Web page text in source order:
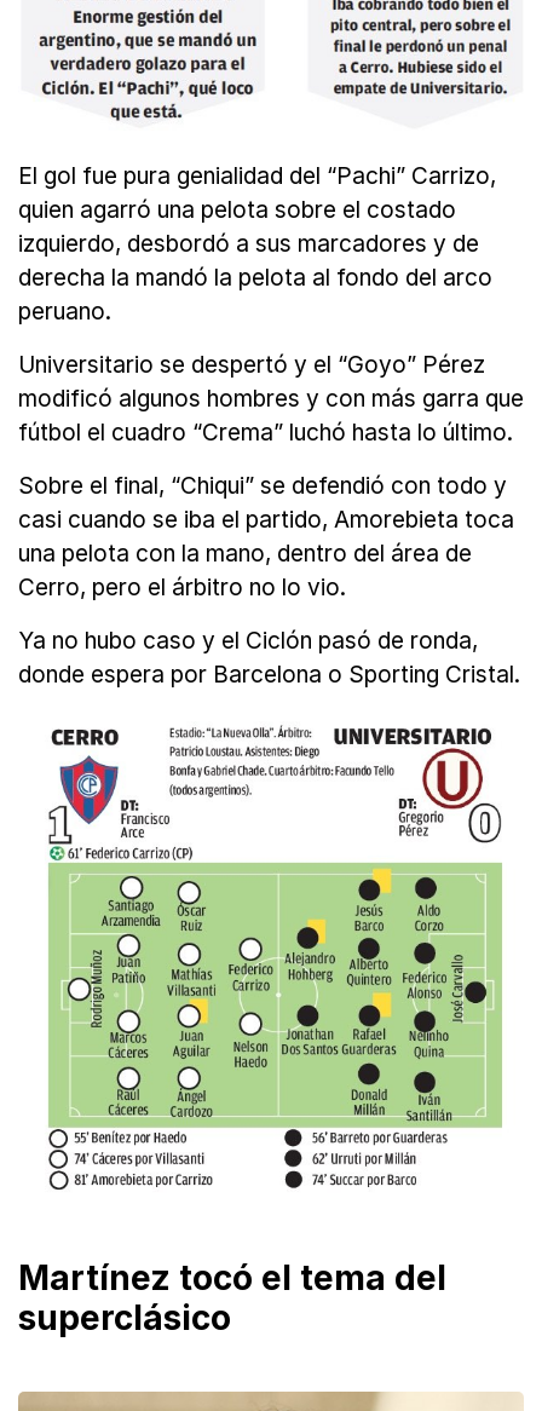
El gol fue pura genialidad del “Pachi” Carrizo,
quien agarró una pelota sobre el costado
izquierdo, desbordó a sus marcadores y de
derecha la mandó la pelota al fondo del arco
peruano.
Universitario se despertó y el “Goyo” Pérez
modificó algunos hombres y con más garra que
fútbol el cuadro “Crema” luchó hasta lo último.
Sobre el final, “Chiqui” se defendió con todo y
casi cuando se iba el partido, Amorebieta toca
una pelota con la mano, dentro del área de
Cerro, pero el árbitro no lo vio.
Ya no hubo caso y el Ciclón pasó de ronda,
donde espera por Barcelona o Sporting Cristal.
Martínez tocó el tema del
superclásico